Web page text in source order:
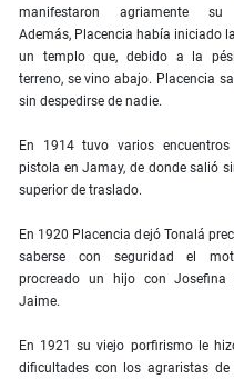
manifestaron agriamente su
Además, Placencia había iniciado
un templo que, debido a la
terreno, se vino abajo. Placencia
sin despedirse de nadie.
En 1914 tuvo varios
pistola en Jamay, de donde salió
superior de traslado.
En 1920 Placencia dejó Tonalá
saberse con seguridad el
procreado un hijo con Josefina
Jaime.
En 1921 su viejo porfirismo le
dificultades con los agraristas de